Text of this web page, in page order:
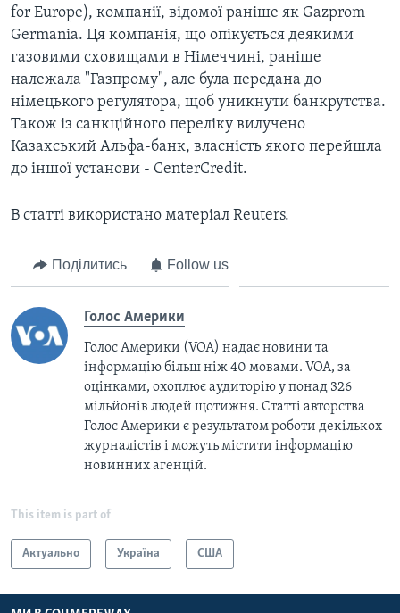
for Europe), компанії, відомої раніше як Gazprom
Germania. Ця компанія, що опікується деякими
газовими сховищами в Німеччині, раніше
належала "Газпрому", але була передана до
німецького регулятора, щоб уникнути банкрутства.
Також із санкційного переліку вилучено
Казахський Альфа-банк, власність якого перейшла
до іншої установи - CenterCredit.
В статті використано матеріал Reuters.
Поділитись Follow us
Голос Америки
Голос Америки (VOA) надає новини та
інформацію більш ніж 40 мовами. VOA, за
оцінками, охоплює аудиторію у понад 326
мільйонів людей щотижня. Статті авторства
Голос Америки є результатом роботи декількох
журналістів і можуть містити інформацію
новинних агенцій.
This item is part of
Актуально Україна США